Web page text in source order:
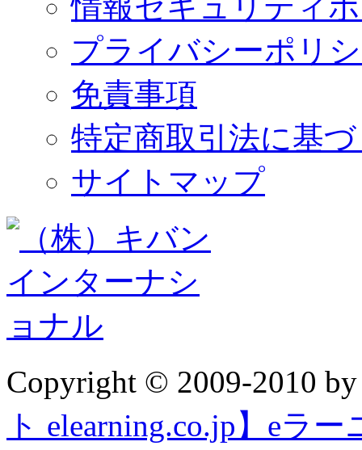
プライバシーポリ
免責事項
特定商取引法に基
サイトマップ
Copyright © 2009-2010
ト elearning.co.jp】eラ